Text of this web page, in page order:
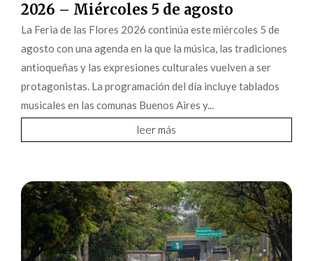
2026 – Miércoles 5 de agosto
La Feria de las Flores 2026 continúa este miércoles 5 de
agosto con una agenda en la que la música, las tradiciones
antioqueñas y las expresiones culturales vuelven a ser
protagonistas. La programación del día incluye tablados
musicales en las comunas Buenos Aires y...
leer más